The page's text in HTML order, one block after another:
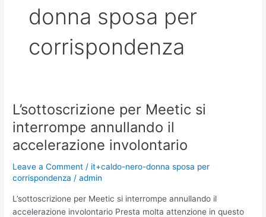
donna sposa per
corrispondenza
L’sottoscrizione per Meetic si
interrompe annullando il
accelerazione involontario
Leave a Comment / it+caldo-nero-donna sposa per
corrispondenza /admin
L’sottoscrizione per Meetic si interrompe annullando il
accelerazione involontario Presta molta attenzione in questo
L’sottoscrizione
per
Meetic
si
annullando
accelerazione
involontario